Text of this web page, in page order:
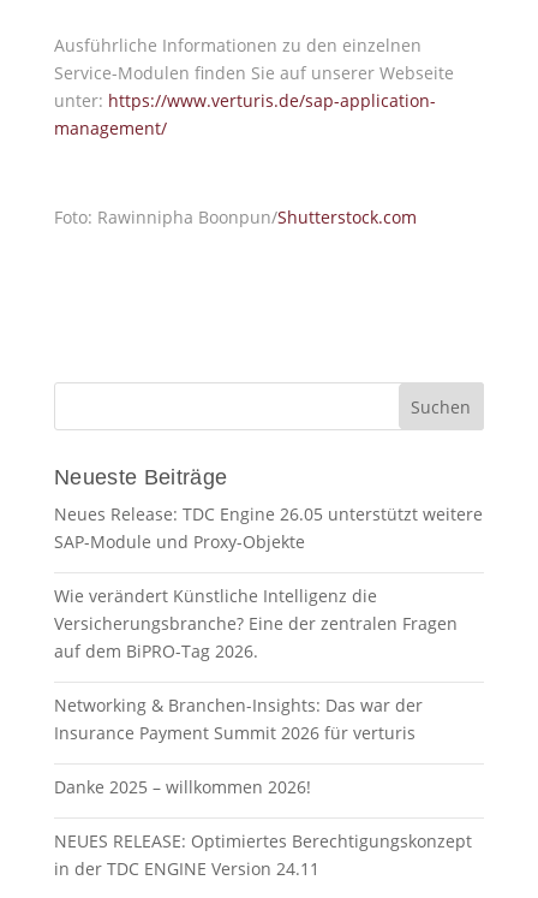
Ausführliche Informationen zu den einzelnen
Service-Modulen finden Sie auf unserer Webseite
unter: https://www.verturis.de/sap-application-
management/
Foto: Rawinnipha Boonpun/Shutterstock.com
Neueste Beiträge
Neues Release: TDC Engine 26.05 unterstützt weitere
SAP-Module und Proxy-Objekte
Wie verändert Künstliche Intelligenz die
Versicherungsbranche? Eine der zentralen Fragen
auf dem BiPRO-Tag 2026.
Networking & Branchen-Insights: Das war der
Insurance Payment Summit 2026 für verturis
Danke 2025 – willkommen 2026!
NEUES RELEASE: Optimiertes Berechtigungskonzept
in der TDC ENGINE Version 24.11